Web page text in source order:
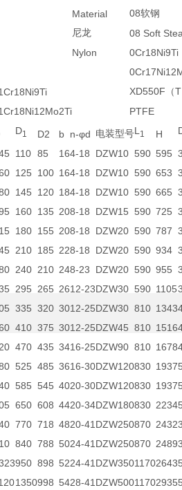
Material 08软钢
尼龙
08 Soft
Nylon 0Cr18Ni9Ti
XD550F （T
PTFE
D1 D2 b n-φd 电装型号L 1 H
110 85 164-18 DZW10 590 595
125 100 164-18 DZW10 590 653
145 120 184-18 DZW10 590 665
160 135 208-18 DZW15 590 725
180 155 208-18 DZW20 590 787
210 185 228-18 DZW20 590 934
240 210 248-23 DZW20 590 955
295 265 2612-23DZW30 590 1105
335 320 3012-25DZW30 810 1343
410 375 3012-25DZW45 810 1516
470 435 3416-25DZW90 810 1678
525 485 3616-30DZW120830 1937
585 545 4020-30DZW120830 1937
650 608 4420-34DZW180830 2234
770 718 4820-41 DZW250870 2432
840 788 5024-41 DZW250870 2489
950 898 5224-41 DZW35011702643
1350998 5428-41 DZW50011702935